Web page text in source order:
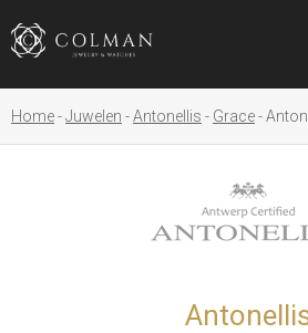
Home Juwelen Antonellis Grace